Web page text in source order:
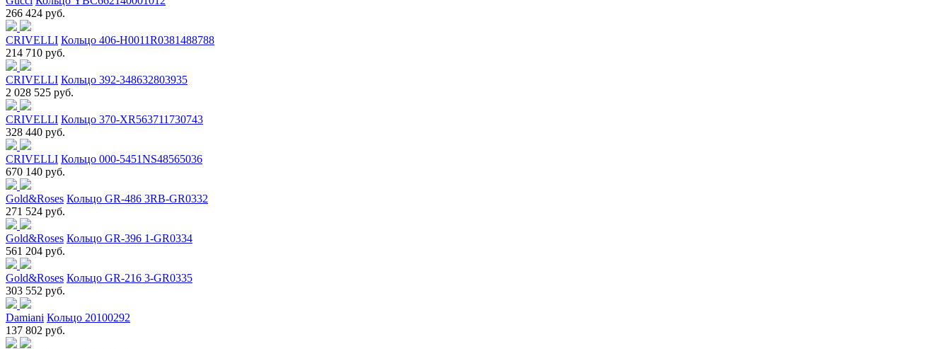
266 424 руб.
CRIVELLI Кольцо 406-H0011R0381488788
214 710 руб.
CRIVELLI Кольцо 392-348632803935
2 028 525 руб.
CRIVELLI Кольцо 370-XR563711730743
328 440 руб.
CRIVELLI Кольцо 000-5451NS48565036
670 140 руб.
Gold&Roses Кольцо GR-486 3RB-GR0332
271 524 руб.
Gold&Roses Кольцо GR-396 1-GR0334
561 204 руб.
Gold&Roses Кольцо GR-216 3-GR0335
303 552 руб.
Damiani Кольцо 20100292
137 802 руб.